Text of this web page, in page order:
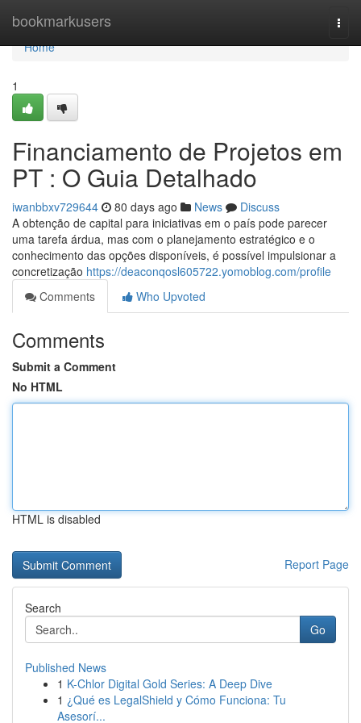
bookmarkusers
Home
Home
1
Financiamento de Projetos em
PT : O Guia Detalhado
iwanbbxv729644 80 days ago News
Discuss
A obtenção de capital para iniciativas em o país pode parecer
uma tarefa árdua, mas com o planejamento estratégico e o
conhecimento das opções disponíveis, é possível impulsionar a
concretização https://deaconqosl605722.yomoblog.com/profile
Comments
Who Upvoted
Comments
Submit a Comment
No HTML
HTML is disabled
Report Page
Search
Go
Published News
1 K-Chlor Digital Gold Series: A Deep Dive
1 ¿Qué es LegalShield y Cómo Funciona: Tu
Asesorí...